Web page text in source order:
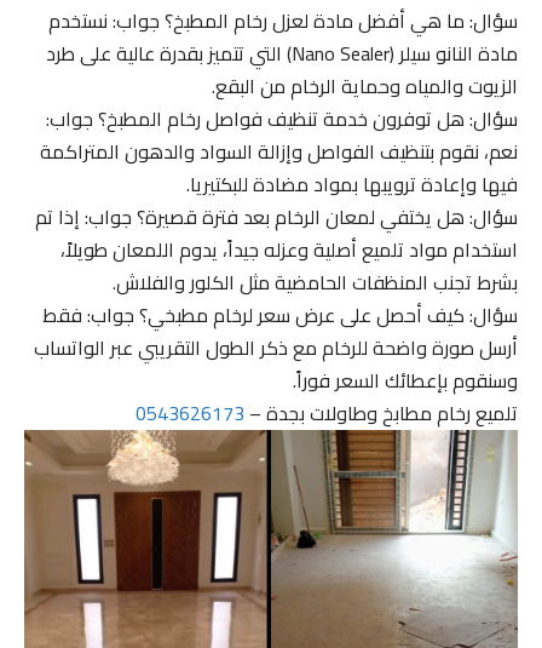
سؤال: ما هي أفضل مادة لعزل رخام المطبخ؟ جواب: نستخدم
مادة النانو سيلر (Nano Sealer) التي تتميز بقدرة عالية على طرد
الزيوت والمياه وحماية الرخام من البقع.
سؤال: هل توفرون خدمة تنظيف فواصل رخام المطبخ؟ جواب:
نعم، نقوم بتنظيف الفواصل وإزالة السواد والدهون المتراكمة
فيها وإعادة ترويبها بمواد مضادة للبكتيريا.
سؤال: هل يختفي لمعان الرخام بعد فترة قصيرة؟ جواب: إذا تم
استخدام مواد تلميع أصلية وعزله جيداً، يدوم اللمعان طويلاً،
بشرط تجنب المنظفات الحامضية مثل الكلور والفلاش.
سؤال: كيف أحصل على عرض سعر لرخام مطبخي؟ جواب: فقط
أرسل صورة واضحة للرخام مع ذكر الطول التقريبي عبر الواتساب
وسنقوم بإعطائك السعر فوراً.
تلميع رخام مطابخ وطاولات بجدة –0543626173